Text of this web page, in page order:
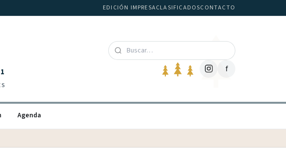
EDICIÓN IMPRESACLASIFICADOSCONTACTO
f
Agenda